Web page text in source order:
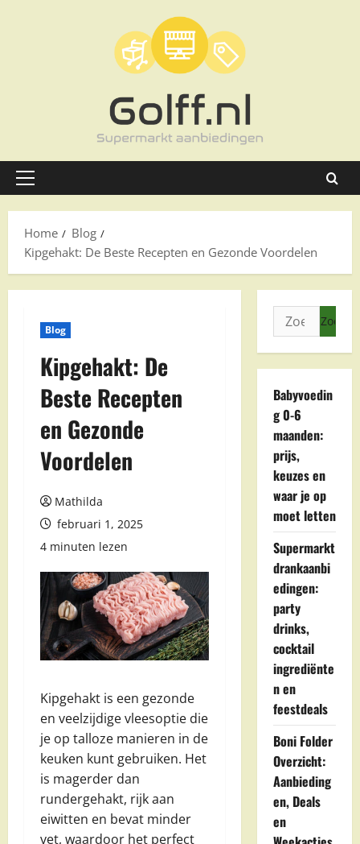
Primair
Home
Blog
Kipgehakt: De Beste Recepten en Gezonde Voordelen
Blog
Kipgehakt: De
Beste Recepten
en Gezonde
Voordelen
Mathilda
februari 1, 2025
4 minuten lezen
Kipgehakt is een gezonde
en veelzijdige vleesoptie die
je op talloze manieren in de
keuken kunt gebruiken. Het
is magerder dan
rundergehakt, rijk aan
eiwitten en bevat minder
vet, waardoor het perfect
Zoeken
naar:
Babyvoedin
g 0-6
maanden:
prijs,
keuzes en
waar je op
moet letten
Supermarkt
drankaanbi
edingen:
party
drinks,
cocktail
ingrediënte
n en
feestdeals
Boni Folder
Overzicht:
Aanbieding
en, Deals
en